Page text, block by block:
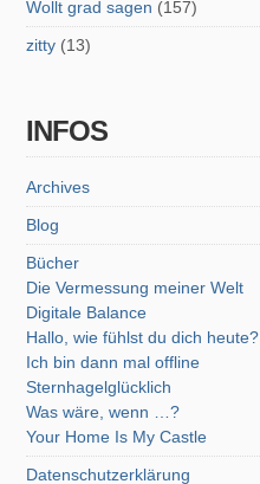
Wollt grad sagen (157)
zitty (13)
INFOS
Archives
Blog
Bücher
Die Vermessung meiner Welt
Digitale Balance
Hallo, wie fühlst du dich heute?
Ich bin dann mal offline
Sternhagelglücklich
Was wäre, wenn …?
Your Home Is My Castle
Datenschutzerklärung